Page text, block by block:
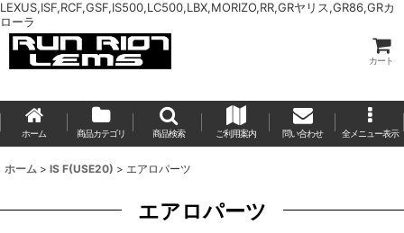
LEXUS,ISF,RCF,GSF,IS500,LC500,LBX,MORIZO,RR,GRヤリス,GR86,GRカ
ローラ
カート
ホーム 商品カテゴリ 商品検索 ご利用案内 問い合わせ 全メニュー表示
ホーム > IS F(USE20) > エアロパーツ
エアロパーツ